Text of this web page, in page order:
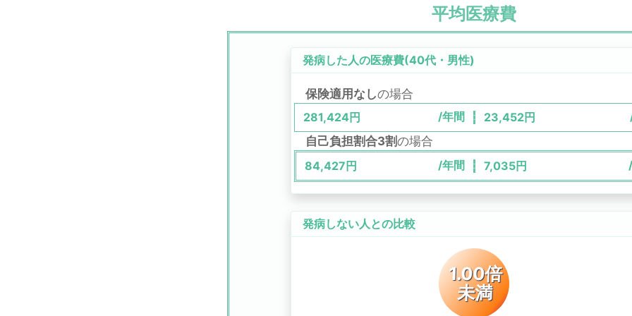
平均医療費
発病した人の医療費(40代・ 男性)
保険適用なしの場合
281,424円 /年間 23,452円
自己負担割合3割の場合
84,427円 /年間 7,035円
発病しない人との比較
1.00倍
未満